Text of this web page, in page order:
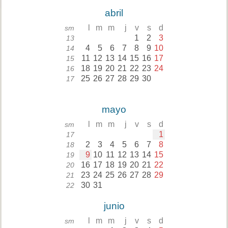
abril
sm m m j v s d
13 1 2 3
14 4 5 6 7 8 9 10
15 11 12 13 14 15 16 17
16 18 19 20 21 22 23 24
17 25 26 27 28 29 30
mayo
sm m m j v s d
17 1
18 2 3 4 5 6 7 8
19 9 10 11 12 13 14 15
20 16 17 18 19 20 21 22
21 23 24 25 26 27 28 29
22 30 31
junio
sm m m j v s d